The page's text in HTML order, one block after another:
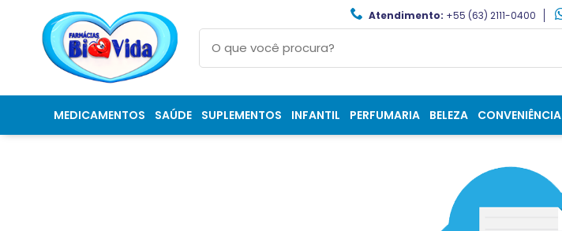
Atendimento: +55 (63) 2111-0400
MEDICAMENTOS SAÚDE SUPLEMENTOS INFANTIL PERFUMARIA BELEZA CONVENIÊNCIA